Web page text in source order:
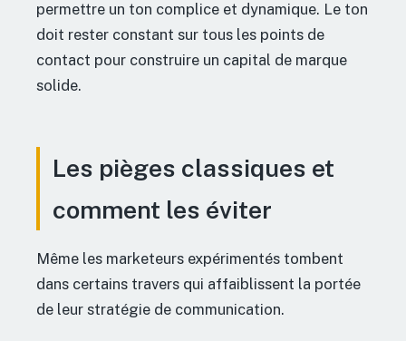
permettre un ton complice et dynamique. Le ton
doit rester constant sur tous les points de
contact pour construire un capital de marque
solide.
Les pièges classiques et
comment les éviter
Même les marketeurs expérimentés tombent
dans certains travers qui affaiblissent la portée
de leur stratégie de communication.